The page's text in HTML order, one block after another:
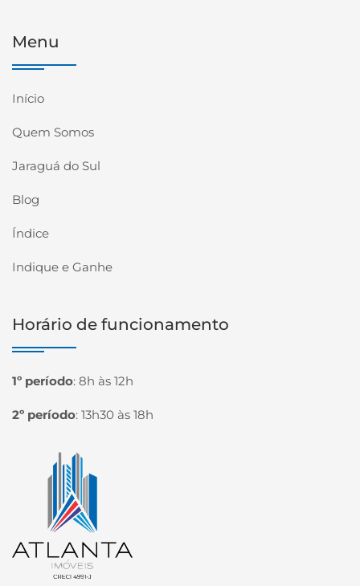
Menu
Início
Quem Somos
Jaraguá do Sul
Blog
Índice
Indique e Ganhe
Horário de funcionamento
1º período: 8h às 12h
2º período: 13h30 às 18h
Página inicial